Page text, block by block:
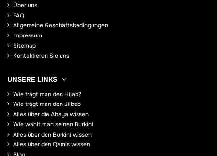
Über uns
FAQ
Allgemeine Geschäftsbedingungen
Impressum
Sitemap
Kontaktieren Sie uns
UNSERE LINKS
Wie trägt man den Hijab?
Wie trägt man den Jilbab
Alles über die Abaya wissen
Wie wählt man seinen Burkini
Alles über den Burkini wissen
Alles über den Qamis wissen